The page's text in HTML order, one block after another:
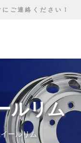
ご連絡ください！
ルリム
ールリム